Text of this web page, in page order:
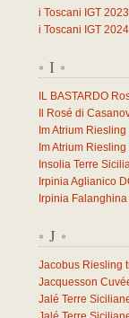
i Toscani IGT 2023
i Toscani IGT 2024
* I *
IL BASTARDO
Il Rosé di
Im Atrium
Im Atrium
Insolia Terre
Irpinia Aglianico
Irpinia
* J *
Jacobus Riesling
Jacquesson
Jalé Terre